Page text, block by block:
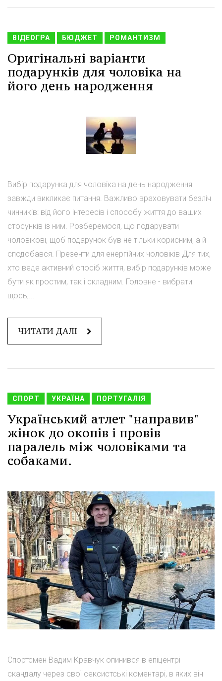
ВІДЕОГРА БЮДЖЕТ РОМАНТИЗМ
Оригінальні варіанти
подарунків для чоловіка на
його день народження
Вибір подарунка для чоловіка на день народження
завжди викликає питання. Важливо враховувати безліч
чинників: від його інтересів і способу життя до ваших
стосунків із ним. Розберемося, що подарувати
чоловікові, щоб подарунок був не тільки корисним, а й
сподобався. Презенти для енергійних чоловіків Для тих,
хто веде активний спосіб життя, вибір подарунків може
бути як простим, так і складним. Головне - вибрати
щось,...
ЧИТАТИ ДАЛІ
СПОРТ УКРАЇНА ПОРТУГАЛІЯ
Український атлет "направив"
жінок до окопів і провів
паралель між чоловіками та
собаками.
Спортсмен Вадим Кравчук опинився в епіцентрі
скандалу через свої сексистські коментарі, в яких він